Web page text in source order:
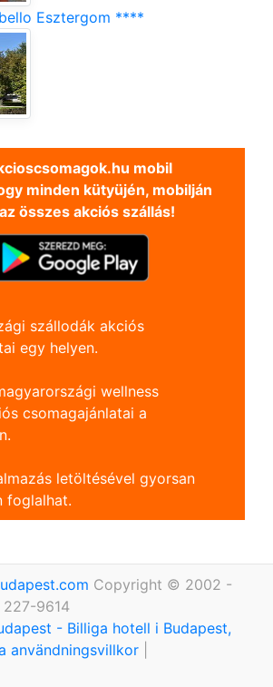
Esztergom ****
mobil
minden kütyüjén, mobilján
összes akciós szállás!
szállodák akciós
egy helyen.
wellness
csomagajánlatai a
letöltésével gyorsan
foglalhat.
Copyright © 2002 -
9614
- Billiga hotell i Budapest,
användningsvillkor